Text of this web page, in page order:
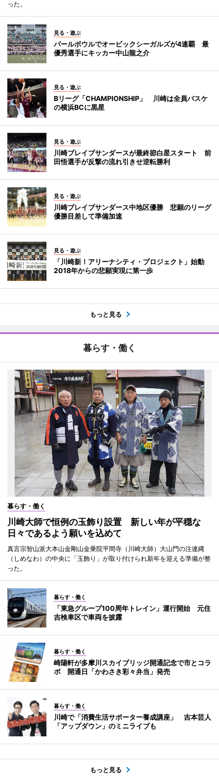
った。
見る・遊ぶ
パールボウルでオービックシーガルズが4連覇 最
優秀選手にキッカー中山龍之介
見る・遊ぶ
Bリーグ「CHAMPIONSHIP」 川崎は全員バスケ
の横浜BCに黒星
見る・遊ぶ
川崎ブレイブサンダースが最終節白星スタート 前
田悟選手が反撃の流れ引きせ逆転勝利
見る・遊ぶ
川崎ブレイブサンダース中地区優勝 悲願のリーグ
優勝目差して準備加速
見る・遊ぶ
「川崎新！アリーナシティ・プロジェクト」始動
2018年からの悲願実現に第一歩
もっと見る
暮らす・働く
暮らす・働く
川崎大師で恒例の玉飾り設置 新しい年が平穏な
日々であるよう願いを込めて
真言宗智山派大本山金剛山金乗院平間寺（川崎大師）大山門の注連縄
（しめなわ）の中央に「玉飾り」が取り付けられ新年を迎える準備が整
った。
暮らす・働く
「東急グループ100周年トレイン」運行開始 元住
吉検車区で車両を披露
暮らす・働く
崎陽軒が多摩川スカイブリッジ開通記念で市とコラ
ボ 開通日「かわさき彩々弁当」発売
暮らす・働く
川崎で「消費生活サポーター養成講座」 吉本芸人
「アップダウン」のミニライブも
もっと見る